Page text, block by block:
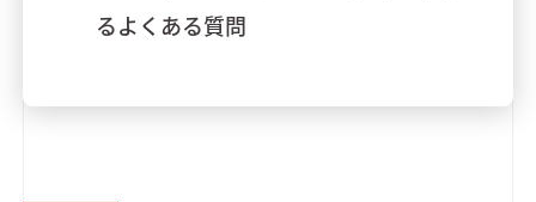
るよくある質問